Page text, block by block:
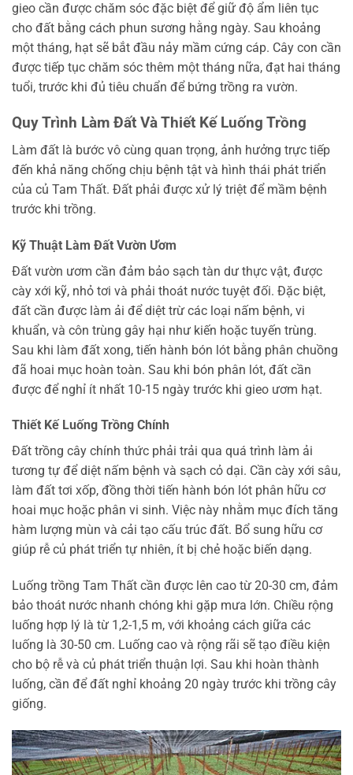
gieo cần được chăm sóc đặc biệt để giữ độ ẩm liên tục
cho đất bằng cách phun sương hằng ngày. Sau khoảng
một tháng, hạt sẽ bắt đầu nảy mầm cứng cáp. Cây con cần
được tiếp tục chăm sóc thêm một tháng nữa, đạt hai tháng
tuổi, trước khi đủ tiêu chuẩn để bứng trồng ra vườn.
Quy Trình Làm Đất Và Thiết Kế Luống Trồng
Làm đất là bước vô cùng quan trọng, ảnh hưởng trực tiếp
đến khả năng chống chịu bệnh tật và hình thái phát triển
của củ Tam Thất. Đất phải được xử lý triệt để mầm bệnh
trước khi trồng.
Kỹ Thuật Làm Đất Vườn Ươm
Đất vườn ươm cần đảm bảo sạch tàn dư thực vật, được
cày xới kỹ, nhỏ tơi và phải thoát nước tuyệt đối. Đặc biệt,
đất cần được làm ải để diệt trừ các loại nấm bệnh, vi
khuẩn, và côn trùng gây hại như kiến hoặc tuyến trùng.
Sau khi làm đất xong, tiến hành bón lót bằng phân chuồng
đã hoai mục hoàn toàn. Sau khi bón phân lót, đất cần
được để nghỉ ít nhất 10-15 ngày trước khi gieo ươm hạt.
Thiết Kế Luống Trồng Chính
Đất trồng cây chính thức phải trải qua quá trình làm ải
tương tự để diệt nấm bệnh và sạch cỏ dại. Cần cày xới sâu,
làm đất tơi xốp, đồng thời tiến hành bón lót phân hữu cơ
hoai mục hoặc phân vi sinh. Việc này nhằm mục đích tăng
hàm lượng mùn và cải tạo cấu trúc đất. Bổ sung hữu cơ
giúp rễ củ phát triển tự nhiên, ít bị chẻ hoặc biến dạng.
Luống trồng Tam Thất cần được lên cao từ 20-30 cm, đảm
bảo thoát nước nhanh chóng khi gặp mưa lớn. Chiều rộng
luống hợp lý là từ 1,2-1,5 m, với khoảng cách giữa các
luống là 30-50 cm. Luống cao và rộng rãi sẽ tạo điều kiện
cho bộ rễ và củ phát triển thuận lợi. Sau khi hoàn thành
luống, cần để đất nghỉ khoảng 20 ngày trước khi trồng cây
giống.